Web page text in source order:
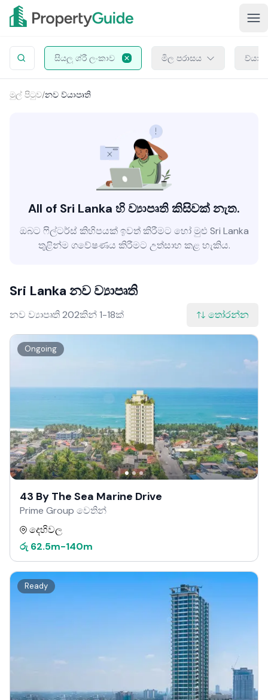
සියලු ශ්රී ලංකාව මිල පරාසය
මුල් පිටුව/නව ව්යාපෘති
All of Sri Lanka හි ව්‍යාපෘති කිසිවක් නැත.
ඔබට ෆිල්ටර්ස් කිහිපයක් ඉවත් කිරීමට හෝ මුළු Sri Lanka
තුළින්ම ගවේෂණය කිරීමට උත්සාහ කළ හැකිය.
Sri Lanka නව ව්‍යාපෘති
නව ව්‍යාපෘති 202කින් 1-18ක් තෝරන්න
Ongoing
43 By The Sea Marine Drive
Prime Group වෙතින්
දෙහිවල
රු 62.5m-140m
Ready